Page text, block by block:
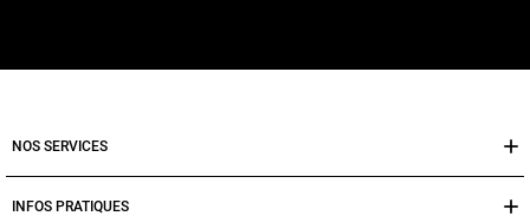
NOS SERVICES
INFOS PRATIQUES